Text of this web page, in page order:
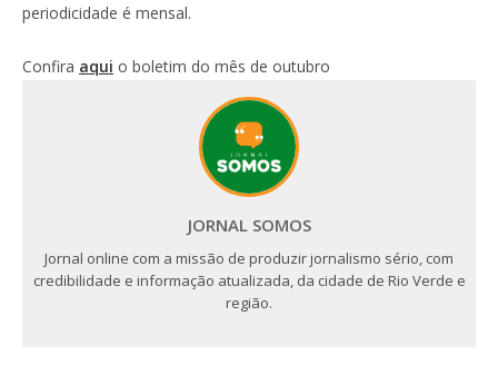
periodicidade é mensal.
Confira aqui o boletim do mês de outubro
JORNAL SOMOS
Jornal online com a missão de produzir jornalismo sério, com
credibilidade e informação atualizada, da cidade de Rio Verde e
região.